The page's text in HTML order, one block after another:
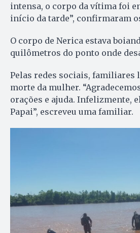
intensa, o corpo da vítima foi
início da tarde”, confirmaram
O corpo de Nerica estava
quilômetros do ponto onde
Pelas redes sociais, familiares
morte da mulher.
orações e ajuda. Infelizmente,
Papai”, escreveu uma familiar.